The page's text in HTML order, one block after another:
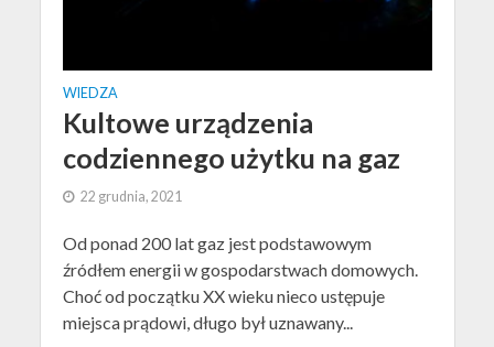
WIEDZA
Kultowe urządzenia
codziennego użytku na gaz
22 grudnia, 2021
Od ponad 200 lat gaz jest podstawowym
źródłem energii w gospodarstwach domowych.
Choć od początku XX wieku nieco ustępuje
miejsca prądowi, długo był uznawany...